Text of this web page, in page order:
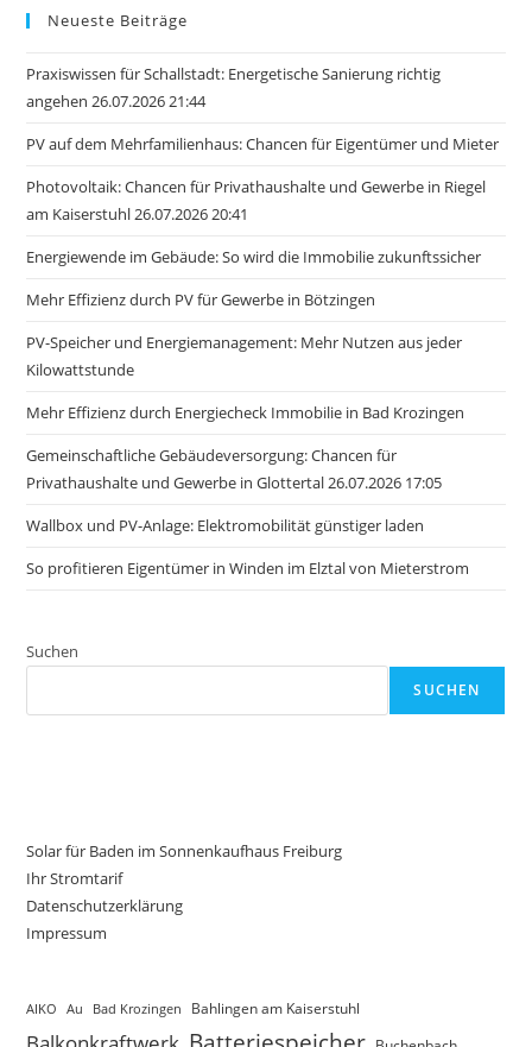
Neueste Beiträge
Praxiswissen für Schallstadt: Energetische Sanierung richtig
angehen 26.07.2026 21:44
PV auf dem Mehrfamilienhaus: Chancen für Eigentümer und Mieter
Photovoltaik: Chancen für Privathaushalte und Gewerbe in Riegel
am Kaiserstuhl 26.07.2026 20:41
Energiewende im Gebäude: So wird die Immobilie zukunftssicher
Mehr Effizienz durch PV für Gewerbe in Bötzingen
PV-Speicher und Energiemanagement: Mehr Nutzen aus jeder
Kilowattstunde
Mehr Effizienz durch Energiecheck Immobilie in Bad Krozingen
Gemeinschaftliche Gebäudeversorgung: Chancen für
Privathaushalte und Gewerbe in Glottertal 26.07.2026 17:05
Wallbox und PV-Anlage: Elektromobilität günstiger laden
So profitieren Eigentümer in Winden im Elztal von Mieterstrom
Suchen
SUCHEN
Solar für Baden im Sonnenkaufhaus Freiburg
Ihr Stromtarif
Datenschutzerklärung
Impressum
AIKO Au Bad Krozingen Bahlingen am Kaiserstuhl